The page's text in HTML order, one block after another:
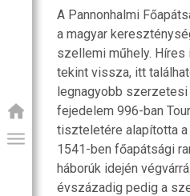
A Pannonhalmi
a magyar
szellemi műhely.
tekint vissza, itt
legnagyobb szerzetesi
fejedelem 996-ban
tiszteletére alapította a
1541-ben főapátsági
háborúk idején
évszázadig pedig a